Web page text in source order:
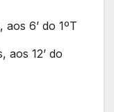
6’ do 1ºT
aos 12’ do